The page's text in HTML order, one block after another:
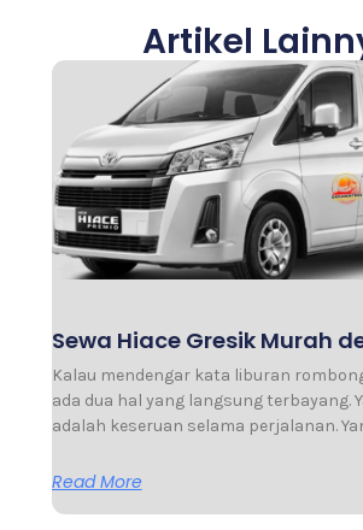
Artikel
Sewa Hiace Gresik Murah
Kalau mendengar kata liburan
ada dua hal yang langsung terbayang.
adalah keseruan selama perjalanan.
Read More